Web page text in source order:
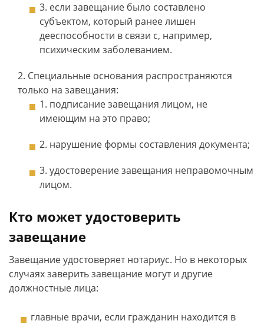
если завещание было составлено
субъектом, который ранее лишен
дееспособности в связи с, например,
психическим заболеванием.
Специальные основания распространяются
только на завещания:
подписание завещания лицом, не
имеющим на это право;
нарушение формы составления документа;
удостоверение завещания неправомочным
лицом.
Кто может удостоверить
завещание
Завещание удостоверяет нотариус. Но в некоторых
случаях заверить завещание могут и другие
должностные лица:
главные врачи, если гражданин находится в